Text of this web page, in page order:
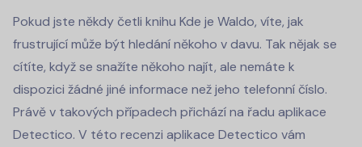
Pokud jste někdy četli knihu Kde je Waldo, víte, jak
frustrující může být hledání někoho v davu. Tak nějak se
cítíte, když se snažíte někoho najít, ale nemáte k
dispozici žádné jiné informace než jeho telefonní číslo.
Právě v takových případech přichází na řadu aplikace
Detectico. V této recenzi aplikace Detectico vám